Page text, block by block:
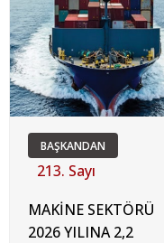
BAŞKANDAN
213. Sayı
MAKİNE SEKTÖRÜ
2026 YILINA 2,2